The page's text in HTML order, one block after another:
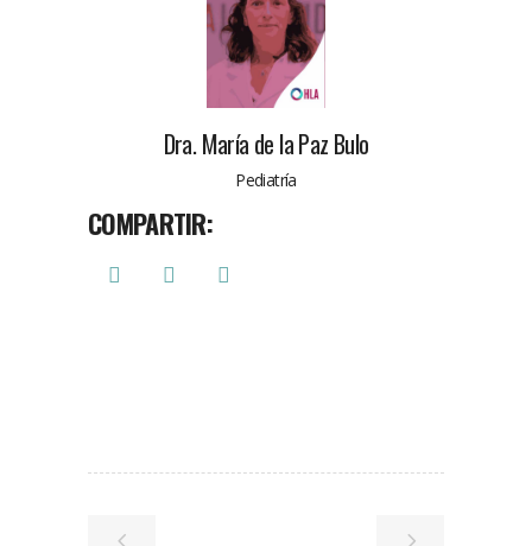
Dra. María de la Paz Bulo
Pediatría
COMPARTIR: